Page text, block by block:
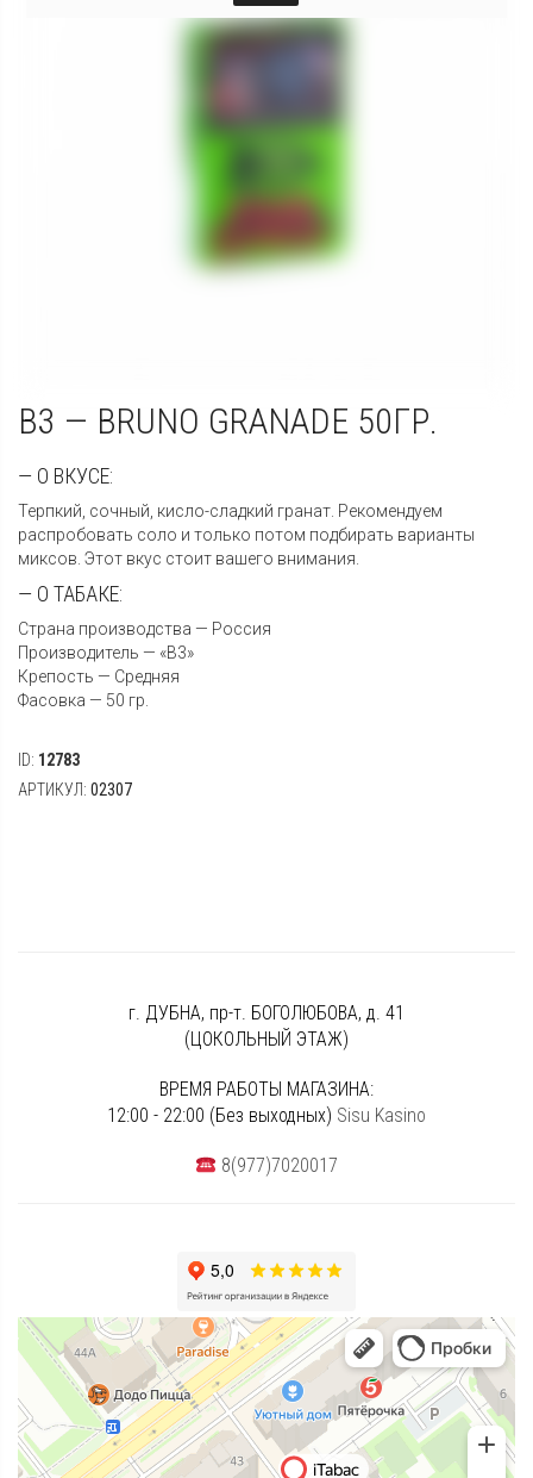
B3 — BRUNO GRANADE 50ГР.
— О ВКУСЕ:
Терпкий, сочный, кисло-сладкий гранат. Рекомендуем
распробовать соло и только потом подбирать варианты
миксов. Этот вкус стоит вашего внимания.
— О ТАБАКЕ:
Страна производства — Россия
Производитель — «B3»
Крепость — Средняя
Фасовка — 50 гр.
ID: 12783
АРТИКУЛ: 02307
г. ДУБНА, пр-т. БОГОЛЮБОВА, д. 41
(ЦОКОЛЬНЫЙ ЭТАЖ)
ВРЕМЯ РАБОТЫ МАГАЗИНА:
12:00 - 22:00 (Без выходных) Sisu Kasino
8(977)7020017